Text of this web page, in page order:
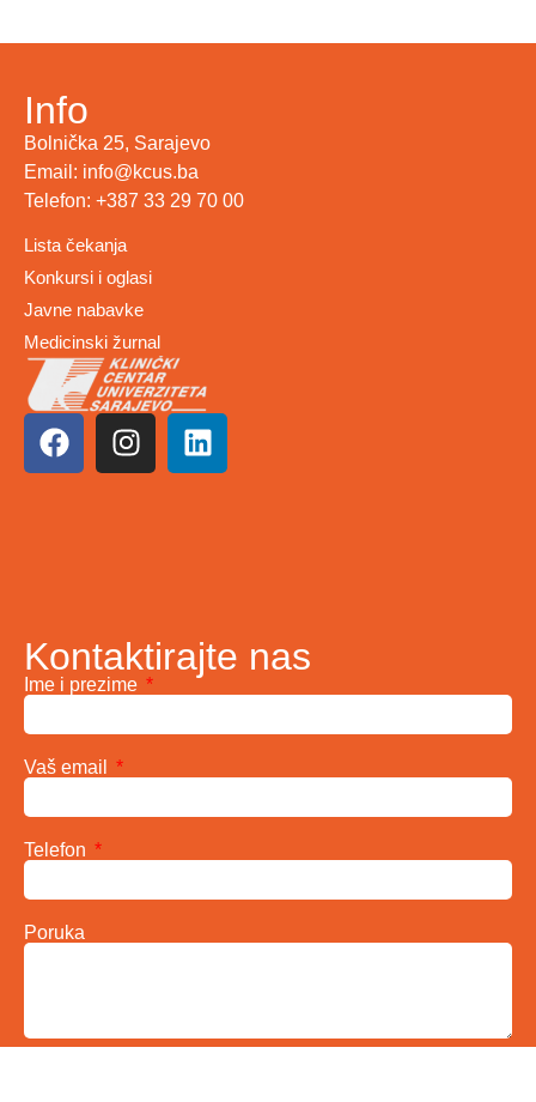
Info
Bolnička 25, Sarajevo
Email: info@kcus.ba
Telefon: +387 33 29 70 00
Lista čekanja
Konkursi i oglasi
Javne nabavke
Medicinski žurnal
Kontaktirajte nas
Ime i prezime
Vaš email
Telefon
Poruka